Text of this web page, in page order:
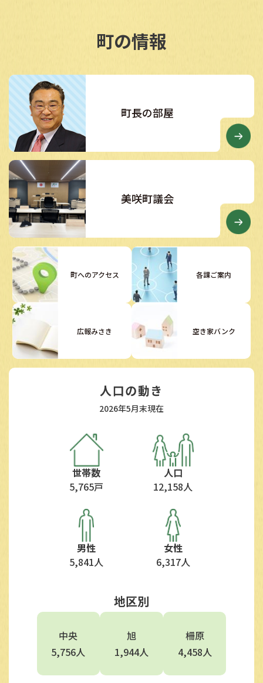
夏休み限定！中学生・義務教育学校後期課程対象ワ
町の情報
町長の部屋
美咲町議会
町へのアクセス 各課ご案内
広報みさき 空き家バンク
人口の動き
2026年5月末現在
世帯数
5,765戸
人口
12,158人
男性
5,841人
女性
6,317人
地区別
中央
5,756人
旭
1,944人
柵原
4,458人